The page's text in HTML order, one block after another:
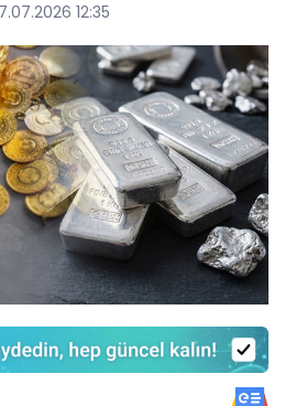
12:35